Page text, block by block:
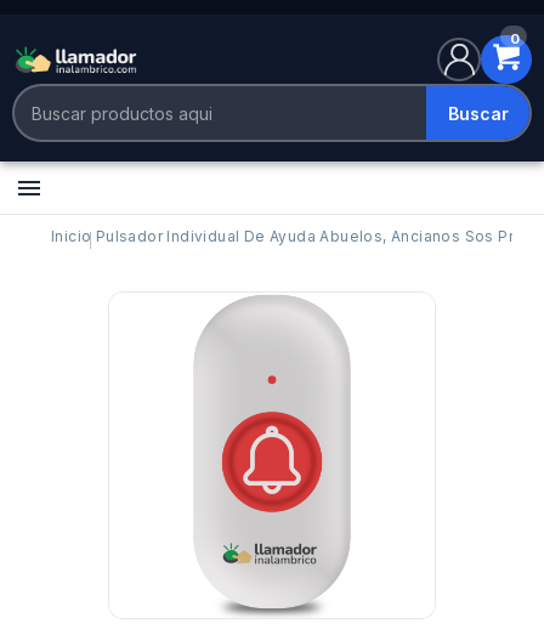
Buscar
0

Inicio Pulsador Individual De Ayuda Abuelos, Ancianos Sos